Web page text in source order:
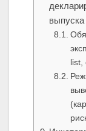
выпуска
list,